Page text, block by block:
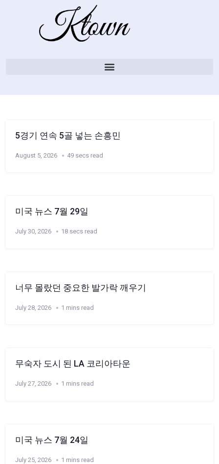
5경기 연속 5골 넣는 손흥민
August 5, 2026 49 secs read
미국 뉴스 7월 29일
July 30, 2026 18 secs read
너무 몰랐던 중요한 발가락 깨우기
July 28, 2026 1 mins read
무숙자 도시 된 LA 코리아타운
July 27, 2026 1 mins read
미국 뉴스 7월 24일
July 25, 2026 1 mins read